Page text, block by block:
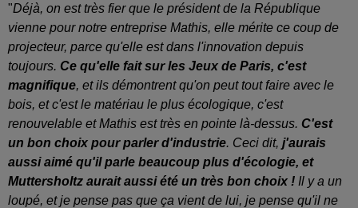
"Déjà, on est très fier que le président de la République
vienne pour notre entreprise Mathis, elle mérite ce coup de
projecteur, parce qu'elle est dans l'innovation depuis
toujours. Ce qu'elle fait sur les Jeux de Paris, c'est
magnifique, et ils démontrent qu'on peut tout faire avec le
bois, et c'est le matériau le plus écologique, c'est
renouvelable et Mathis est très en pointe là-dessus. C'est
un bon choix pour parler d'industrie. Ceci dit, j'aurais
aussi aimé qu'il parle beaucoup plus d'écologie, et
Muttersholtz aurait aussi été un très bon choix ! Il y a un
loupé, et je pense pas que ça vient de lui, je pense qu'il ne